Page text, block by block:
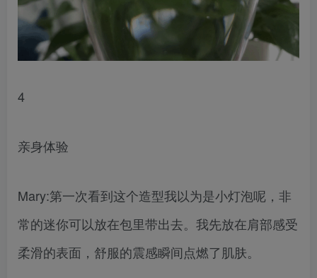
4
亲身体验
Mary:第一次看到这个造型我以为是小灯泡呢，非
常的迷你可以放在包里带出去。我先放在肩部感受
柔滑的表面，舒服的震感瞬间点燃了肌肤。